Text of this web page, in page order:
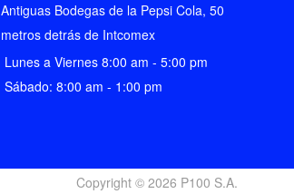
Antiguas Bodegas de la Pepsi Cola, 50
metros detrás de Intcomex
Lunes a Viernes 8:00 am - 5:00 pm
Sábado: 8:00 am - 1:00 pm
Copyright © 2026 P100 S.A.